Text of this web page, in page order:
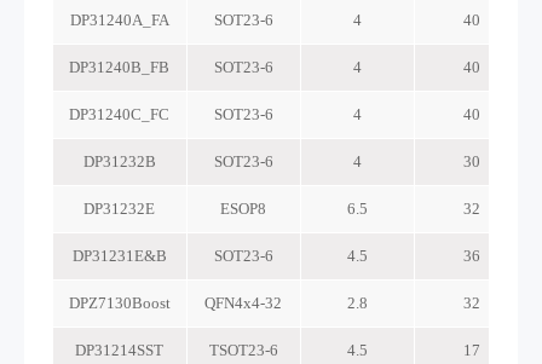
DP31240A_FA SOT23-6 4 40
DP31240B_FB SOT23-6 4 40
DP31240C_FC SOT23-6 4 40
DP31232B SOT23-6 4 30
DP31232E ESOP8 6.5 32
DP31231E&B SOT23-6 4.5 36
DPZ7130Boost QFN4x4-32 2.8 32
DP31214SST TSOT23-6 4.5 17